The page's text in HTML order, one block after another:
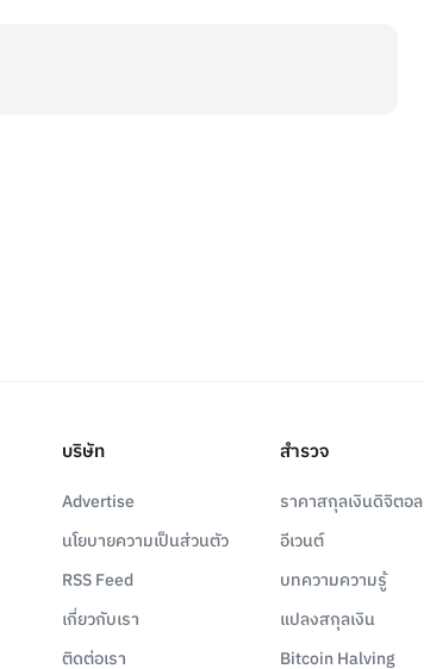
บริษัท
Advertise
นโยบายความเป็นส่วนตัว
RSS Feed
เกี่ยวกับเรา
ติดต่อเรา
สำรวจ
ราคาสกุลเงินดิจิตอล
อีเวนต์
บทความความรู้
แปลงสกุลเงิน
Bitcoin Halving